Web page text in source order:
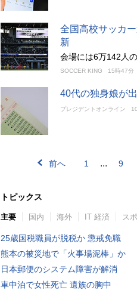
全国高校サッカ
新
会場には6万142人
SOCCER KING 15時47分
40代の独身娘が
プレジデントオンライン
前へ 1 ... 9
トピックス
主要 国内 海外 IT 経済 ス
25歳国税職員が脱税か 懲戒免職
熊本の被災地で「火事場泥棒」か
日本郵便のシステム障害が解消
車中泊で女性死亡 遺族の胸中